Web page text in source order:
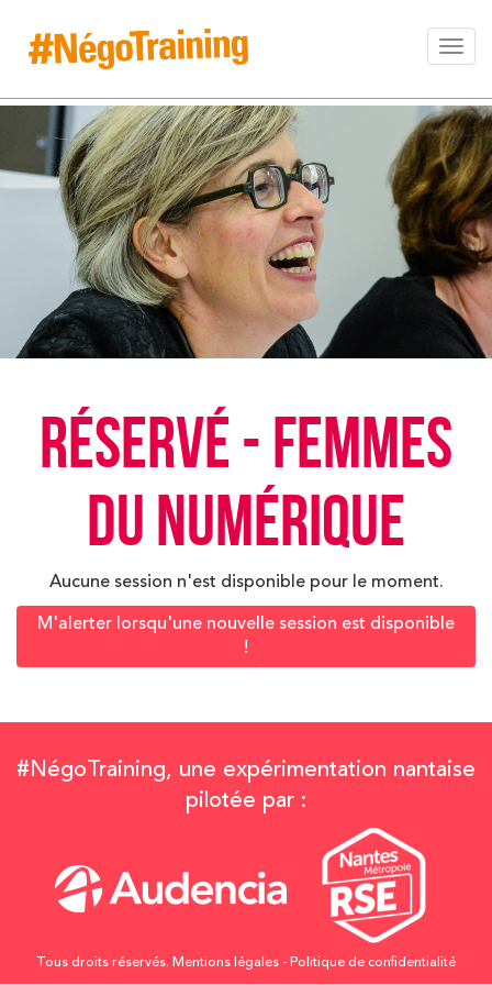
Menu
RÉSERVÉ - Femmes
du numérique
Aucune session n'est disponible pour le moment.
M'alerter lorsqu'une nouvelle session est disponible
!
#NégoTraining, une expérimentation nantaise
pilotée par :
Tous droits réservés. Mentions légales - Politique de confidentialité